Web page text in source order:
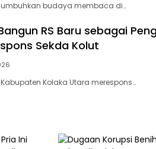
budaya membaca di…
RS Baru sebagai
Sekda Kolut
Kabupaten Kolaka Utara merespons…